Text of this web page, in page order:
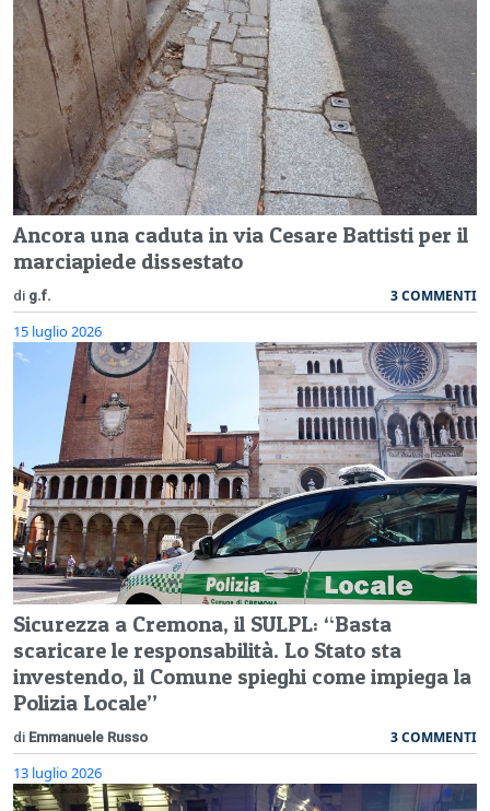
Ancora una caduta in via Cesare Battisti per il
marciapiede dissestato
di g.f. 3 COMMENTI
15 luglio 2026
Sicurezza a Cremona, il SULPL: “Basta
scaricare le responsabilità. Lo Stato sta
investendo, il Comune spieghi come impiega la
Polizia Locale”
di Emmanuele Russo 3 COMMENTI
13 luglio 2026